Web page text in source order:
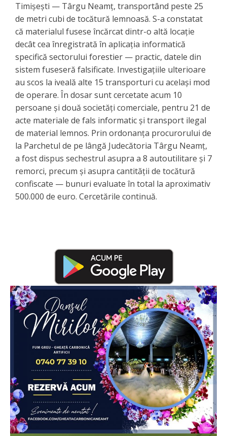
Timișești — Târgu Neamț, transportând peste 25
de metri cubi de tocătură lemnoasă. S-a constatat
că materialul fusese încărcat dintr-o altă locație
decât cea înregistrată în aplicația informatică
specifică sectorului forestier — practic, datele din
sistem fuseseră falsificate. Investigațiile ulterioare
au scos la iveală alte 15 transporturi cu același mod
de operare. În dosar sunt cercetate acum 10
persoane și două societăți comerciale, pentru 21 de
acte materiale de fals informatic și transport ilegal
de material lemnos. Prin ordonanța procurorului de
la Parchetul de pe lângă Judecătoria Târgu Neamț,
a fost dispus sechestrul asupra a 8 autoutilitare și 7
remorci, precum și asupra cantității de tocătură
confiscate — bunuri evaluate în total la aproximativ
500.000 de euro. Cercetările continuă.